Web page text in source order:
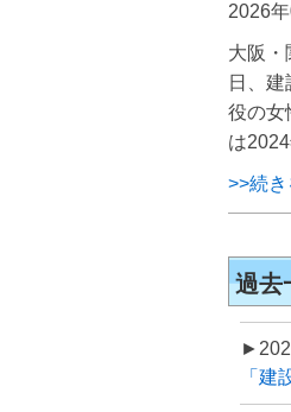
2026
大阪・
日、
役の女
は
>>続き
過去
「建